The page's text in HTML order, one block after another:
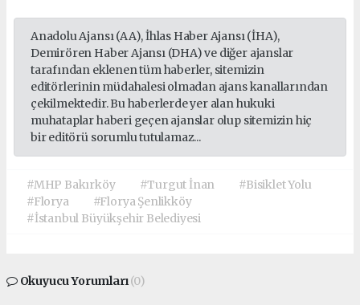
Anadolu Ajansı (AA), İhlas Haber Ajansı (İHA),
Demirören Haber Ajansı (DHA) ve diğer ajanslar
tarafından eklenen tüm haberler, sitemizin
editörlerinin müdahalesi olmadan ajans kanallarından
çekilmektedir. Bu haberlerde yer alan hukuki
muhataplar haberi geçen ajanslar olup sitemizin hiç
bir editörü sorumlu tutulamaz...
#MHP Bakırköy #Turgut İnan
#Bisiklet Yolu
#Florya
#Florya Şenlikköy
#İstanbul Büyükşehir Belediyesi
Okuyucu Yorumları(0)